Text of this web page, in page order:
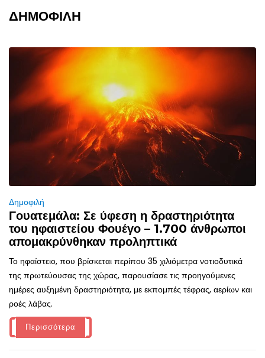
ΔΗΜΟΦΙΛΗ
Δημοφιλή
Γουατεμάλα: Σε ύφεση η δραστηριότητα
του ηφαιστείου Φουέγο – 1.700 άνθρωποι
απομακρύνθηκαν προληπτικά
Το ηφαίστειο, που βρίσκεται περίπου 35 χιλιόμετρα νοτιοδυτικά
της πρωτεύουσας της χώρας, παρουσίασε τις προηγούμενες
ημέρες αυξημένη δραστηριότητα, με εκπομπές τέφρας, αερίων και
ροές λάβας.
Περισσότερα